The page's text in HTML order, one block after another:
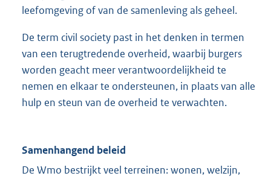
leefomgeving of van de samenleving als geheel.
De term civil society past in het denken in termen
van een terugtredende overheid, waarbij burgers
worden geacht meer verantwoordelijkheid te
nemen en elkaar te ondersteunen, in plaats van alle
hulp en steun van de overheid te verwachten.
Samenhangend beleid
De Wmo bestrijkt veel terreinen: wonen, welzijn,